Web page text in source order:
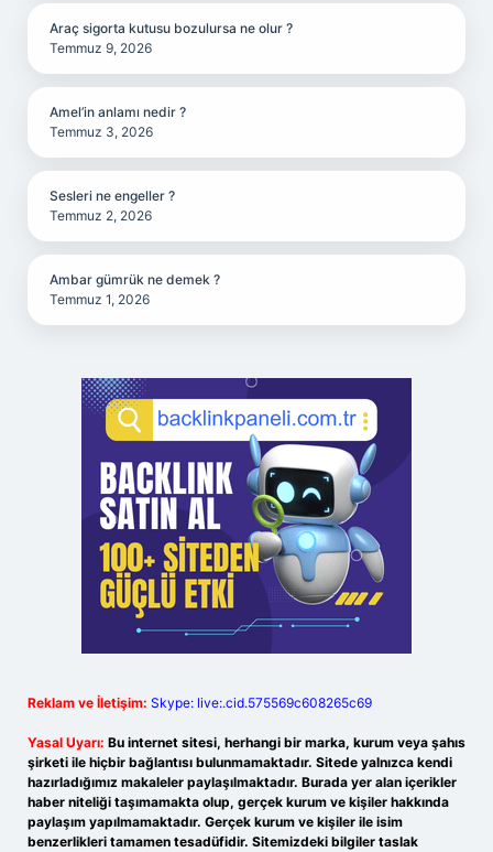
Araç sigorta kutusu bozulursa ne olur ?
Temmuz 9, 2026
Amel’in anlamı nedir ?
Temmuz 3, 2026
Sesleri ne engeller ?
Temmuz 2, 2026
Ambar gümrük ne demek ?
Temmuz 1, 2026
Reklam ve İletişim: Skype: live:.cid.575569c608265c69
Yasal Uyarı: Bu internet sitesi, herhangi bir marka, kurum veya şahıs
şirketi ile hiçbir bağlantısı bulunmamaktadır. Sitede yalnızca kendi
hazırladığımız makaleler paylaşılmaktadır. Burada yer alan içerikler
haber niteliği taşımamakta olup, gerçek kurum ve kişiler hakkında
paylaşım yapılmamaktadır. Gerçek kurum ve kişiler ile isim
benzerlikleri tamamen tesadüfidir. Sitemizdeki bilgiler taslak